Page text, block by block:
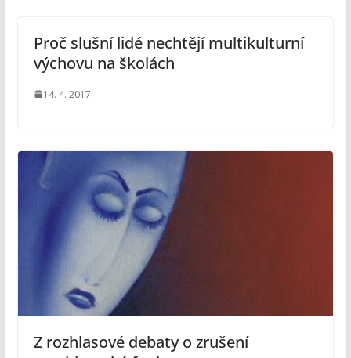
Proč slušní lidé nechtějí multikulturní
výchovu na školách
14. 4. 2017
Z rozhlasové debaty o zrušení